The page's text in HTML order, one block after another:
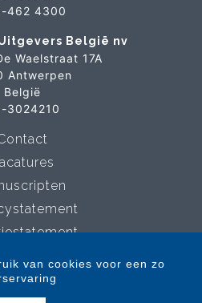
462 4300
België nv
Waelstraat 17A
Antwerpen
België
3024210
van cookies voor een zo